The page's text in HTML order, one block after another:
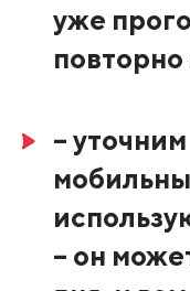
уже
повторно
–
– он